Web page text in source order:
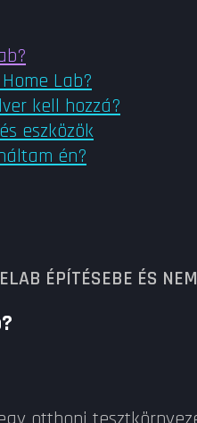
Lab?
kell hozzá?
eszközök
én?
ÉPÍTÉSEBE ÉS